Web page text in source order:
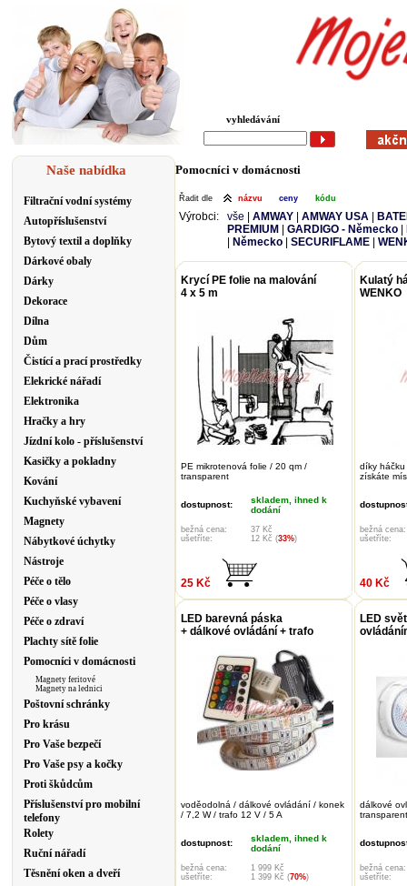
vyhledávání
Naše nabídka
Filtrační vodní systémy
Autopříslušenství
Bytový textil a doplňky
Dárkové obaly
Dárky
Dekorace
Dílna
Dům
Čistící a prací prostředky
Elekrické nářadí
Elektronika
Hračky a hry
Jízdní kolo - příslušenství
Kasičky a pokladny
Kování
Kuchyňské vybavení
Magnety
Nábytkové úchytky
Nástroje
Péče o tělo
Péče o vlasy
Péče o zdraví
Plachty sítě folie
Pomocníci v domácnosti
Magnety feritové
Magnety na lednici
Poštovní schránky
Pro krásu
Pro Vaše bezpečí
Pro Vaše psy a kočky
Proti škůdcům
Příslušenství pro mobilní
telefony
Rolety
Ruční nářadí
Těsnění oken a dveří
Pomocníci v domácnosti
Řadit dle názvu ceny kódu
Výrobci: vše AMWAY AMWAY USA
PREMIUM
GARDIGO - Německo
Německo SECURIFLAME
Krycí PE folie na malování
4 x 5 m
PE mikrotenová folie / 20 qm /
transparent
dostupnost:
skladem, ihned k
dodání
bežná cena:
37 Kč
ušetříte:
12 Kč (33%)
25 Kč
Kulatý
WENKO
díky
získáte
bežná cena:
ušetříte:
40 Kč
LED barevná páska
+ dálkové ovládání + trafo
voděodolná / dálkové ovládání / konek
/ 7,2 W / trafo 12 V / 5 A
dostupnost:
skladem, ihned k
dodání
bežná cena:
1 999 Kč
ušetříte:
1 399 Kč (70%)
LED
dálkové
bežná cena:
ušetříte: